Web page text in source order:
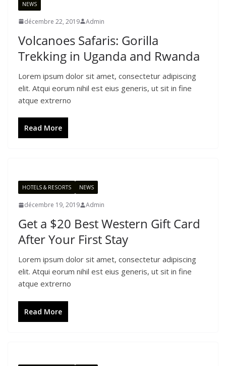
NEWS
décembre 22, 2019 Admin
Volcanoes Safaris: Gorilla
Trekking in Uganda and Rwanda
Lorem ipsum dolor sit amet, consectetur adipiscing
elit. Atqui eorum nihil est eius generis, ut sit in fine
atque extrerno
Read More
HOTELS & RESORTS NEWS
décembre 19, 2019 Admin
Get a $20 Best Western Gift Card
After Your First Stay
Lorem ipsum dolor sit amet, consectetur adipiscing
elit. Atqui eorum nihil est eius generis, ut sit in fine
atque extrerno
Read More